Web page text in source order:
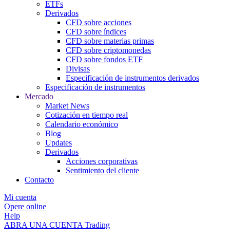
ETFs
Derivados
CFD sobre acciones
CFD sobre índices
CFD sobre materias primas
CFD sobre criptomonedas
CFD sobre fondos ETF
Divisas
Especificación de instrumentos derivados
Especificación de instrumentos
Mercado
Market News
Cotización en tiempo real
Calendario económico
Blog
Updates
Derivados
Acciones corporativas
Sentimiento del cliente
Contacto
Mi cuenta
Opere online
Help
ABRA UNA CUENTA Trading